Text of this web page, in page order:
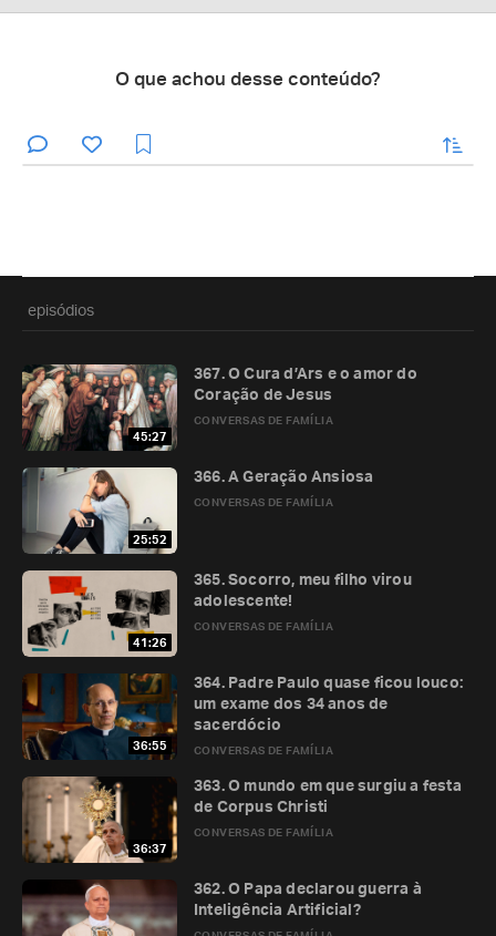
O que achou desse conteúdo?
enviar
episódios
45:27
CONVERSAS DE FAMÍLIA
367. O Cura d’Ars e o amor do
Coração de Jesus
25:52
CONVERSAS DE FAMÍLIA
366. A Geração Ansiosa
41:26
CONVERSAS DE FAMÍLIA
365. Socorro, meu filho virou
adolescente!
36:55 CONVERSAS DE FAMÍLIA
364. Padre Paulo quase ficou louco:
um exame dos 34 anos de
sacerdócio
36:37
CONVERSAS DE FAMÍLIA
363. O mundo em que surgiu a festa
de Corpus Christi
362. O Papa declarou guerra à
Inteligência Artificial?